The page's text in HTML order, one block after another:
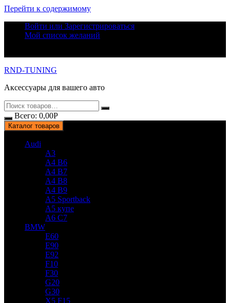
Перейти к содержимому
Войти или Зарегистрироваться
Мой список желаний
RND-TUNING
Аксессуары для вашего авто
Всего: 0,00Р
Каталог товаров
Audi
A3
A4 B6
A4 B7
A4 B8
A4 B9
A5 Sportback
A5 купе
A6 C7
BMW
E60
E90
E92
F10
F30
G20
G30
X5 F15